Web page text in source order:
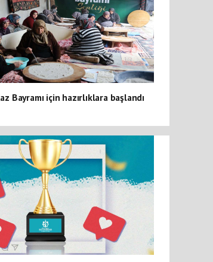
Bayramı için hazırlıklara başlandı